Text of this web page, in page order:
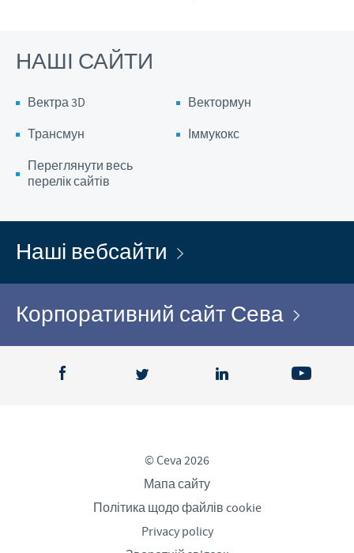
НАШІ САЙТИ
Вектра 3D
Вектормун
Трансмун
Іммукокс
Переглянути весь
перелік сайтів
Наші вебсайти
Корпоративний сайт Сева
© Ceva 2026
Мапа сайту
Політика щодо файлів cookie
Privacy policy